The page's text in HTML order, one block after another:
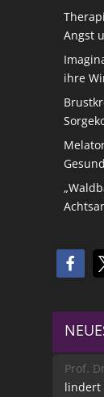
Angst
ihre
Prof.
lindert